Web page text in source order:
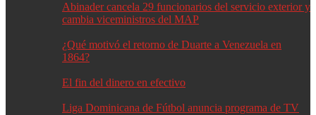
Abinader cancela 29 funcionarios del servicio exterior y
cambia viceministros del MAP
¿Qué motivó el retorno de Duarte a Venezuela en
1864?
El fin del dinero en efectivo
Liga Dominicana de Fútbol anuncia programa de TV